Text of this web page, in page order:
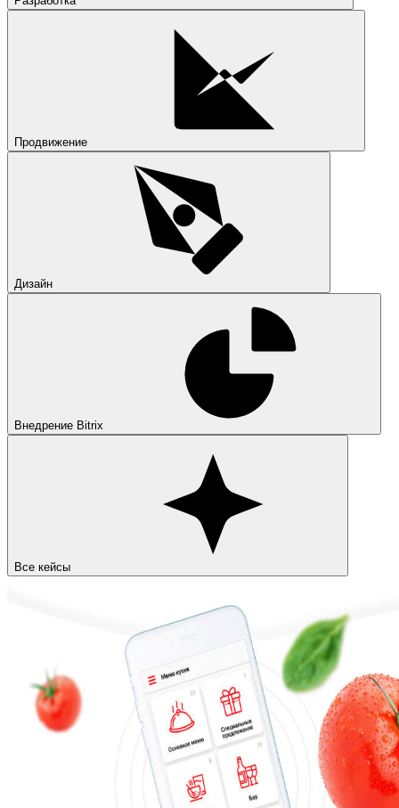
Продвижение
Дизайн
Внедрение Bitrix
Все кейсы